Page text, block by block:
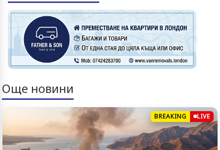
Още новини
BREAKING LIVE